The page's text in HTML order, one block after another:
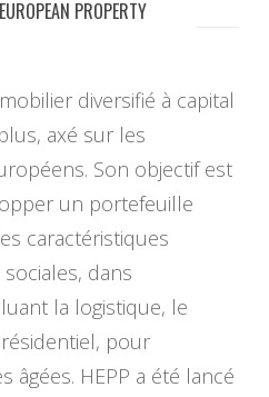
PROPERTY
diversifié à capital
axé sur les
Son objectif est
un portefeuille
caractéristiques
dans
la logistique, le
pour
âgées. HEPP a été lancé